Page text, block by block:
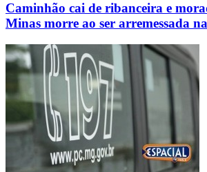
Caminhão cai de ribanceira e
Minas morre ao ser arremessada